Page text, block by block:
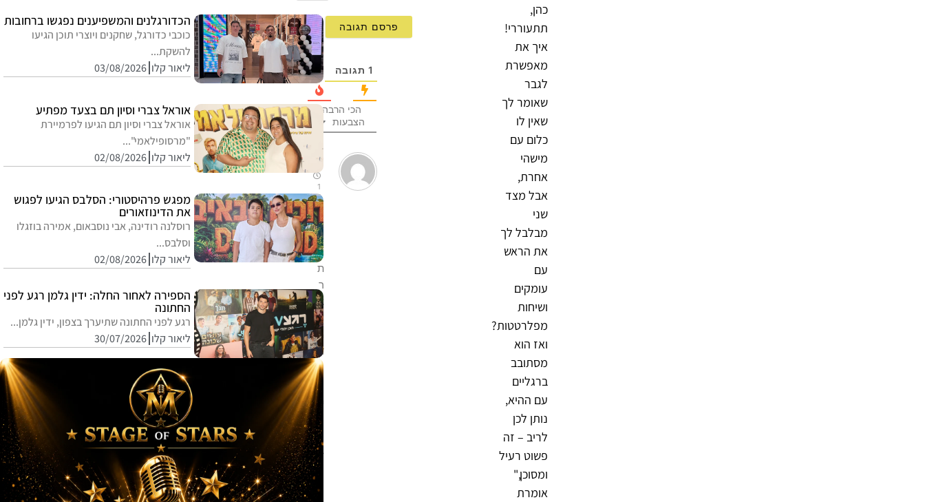
כהן,
תתעוררי!
איך את
מאפשרת
לגבר
שאומר לך
שאין לו
כלום עם
מישהי
אחרת,
אבל מצד
שני
מבלבל לך
את הראש
עם
עומקים
ושיחות
מפלרטטות?
ואז הוא
מסתובב
ברגליים
עם ההיא,
נותן לכן
לריב – זה
פשוט רעיל
ומסוכן,"
אומרת
1 תגובה
הכי הרבה
הצבעות
תמי
1
שנה
לפני
ת
ר
צ
ה
מ
ד
ה
ה
!
ב
ח
הכדורגלנים והמשפיענים נפגשו ברחובות
כוכבי כדורגל, שחקנים ויוצרי תוכן הגיעו
להשקת...
ליאור קלו 03/08/2026
אוראל צברי וסיון תם בצעד מפתיע
אוראל צברי וסיון תם הגיעו לפרמיירת
"מרסופילאמי"...
ליאור קלו 02/08/2026
מפגש פרהיסטורי: הסלבס הגיעו לפגוש
את הדינוזאורים
רוסלנה רודינה, אבי נוסבאום, אמירה בוזגלו
וסלבס...
ליאור קלו 02/08/2026
הספירה לאחור החלה: ידין גלמן רגע לפני
החתונה
רגע לפני החתונה שתיערך בצפון, ידין גלמן...
ליאור קלו 30/07/2026